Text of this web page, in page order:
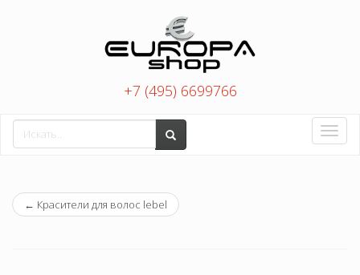
+7 (495) 6699766
Toggle
← Красители для волос lebel